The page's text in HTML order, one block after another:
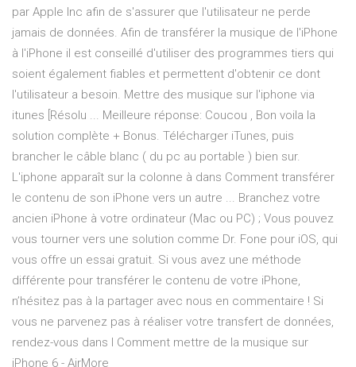
par Apple Inc afin de s'assurer que l'utilisateur ne perde
jamais de données. Afin de transférer la musique de l'iPhone
à l'iPhone il est conseillé d'utiliser des programmes tiers qui
soient également fiables et permettent d'obtenir ce dont
l'utilisateur a besoin. Mettre des musique sur l'iphone via
itunes [Résolu ... Meilleure réponse: Coucou , Bon voila la
solution complète + Bonus. Télécharger iTunes, puis
brancher le câble blanc ( du pc au portable ) bien sur.
L'iphone apparaît sur la colonne à dans Comment transférer
le contenu de son iPhone vers un autre ... Branchez votre
ancien iPhone à votre ordinateur (Mac ou PC) ; Vous pouvez
vous tourner vers une solution comme Dr. Fone pour iOS, qui
vous offre un essai gratuit. Si vous avez une méthode
différente pour transférer le contenu de votre iPhone,
n’hésitez pas à la partager avec nous en commentaire ! Si
vous ne parvenez pas à réaliser votre transfert de données,
rendez-vous dans l Comment mettre de la musique sur
iPhone 6 - AirMore